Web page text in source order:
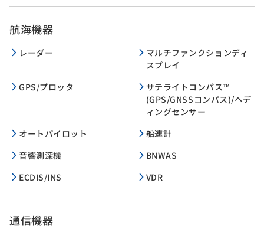
航海機器
レーダー
マルチファンクションディ
スプレイ
GPS/プロッタ
サテライトコンパス™
(GPS/GNSSコンパス)/ヘデ
ィングセンサー
オートパイロット
船速計
音響測深機
BNWAS
ECDIS/INS
VDR
通信機器